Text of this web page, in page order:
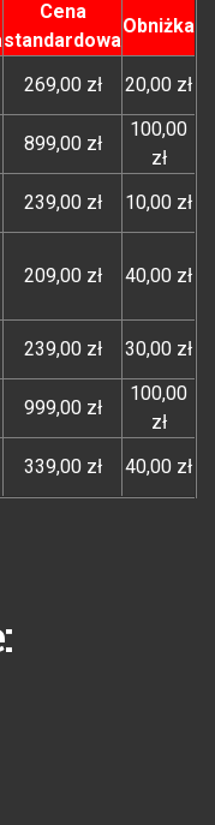
Cena
standardowa
Obniżka
269,00 zł
20,00 zł
899,00 zł
100,00
zł
239,00 zł
10,00 zł
209,00 zł 40,00 zł
239,00 zł 30,00 zł
999,00 zł
100,00
zł
339,00 zł 40,00 zł